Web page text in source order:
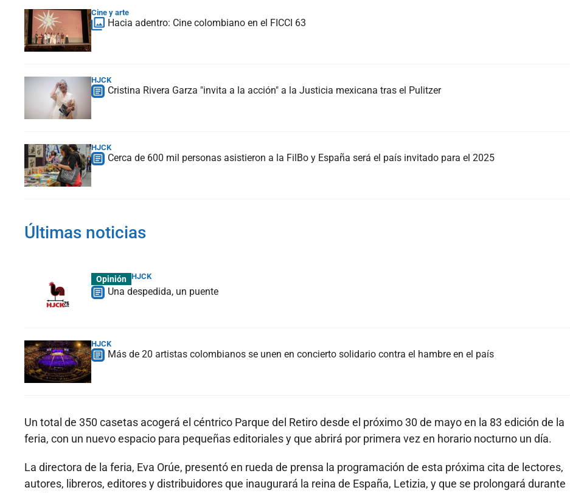
Cine y arte
Hacia adentro: Cine colombiano en el FICCI 63
HJCK
Cristina Rivera Garza "invita a la acción" a la Justicia mexicana tras el Pulitzer
HJCK
Cerca de 600 mil personas asistieron a la FilBo y España será el país invitado para el 2025
Últimas noticias
Opinión HJCK
Una despedida, un puente
HJCK
Más de 20 artistas colombianos se unen en concierto solidario contra el hambre en el país
Un total de 350 casetas acogerá el céntrico Parque del Retiro desde el próximo 30 de mayo en la 83 edición de la
feria, con un nuevo espacio para pequeñas editoriales y que abrirá por primera vez en horario nocturno un día.
La directora de la feria, Eva Orúe, presentó en rueda de prensa la programación de esta próxima cita de lectores,
autores, libreros, editores y distribuidores que inaugurará la reina de España, Letizia, y que se prolongará durante